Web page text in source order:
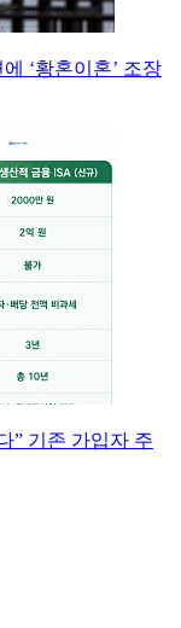
‘황혼이혼’ 조장
” 기존 가입자 주